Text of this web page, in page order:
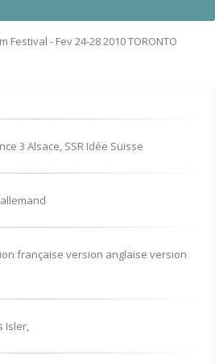
Festival - Fev 24-28 2010 TORONTO
3 Alsace, SSR Idée Suisse
française version anglaise version
Isler,